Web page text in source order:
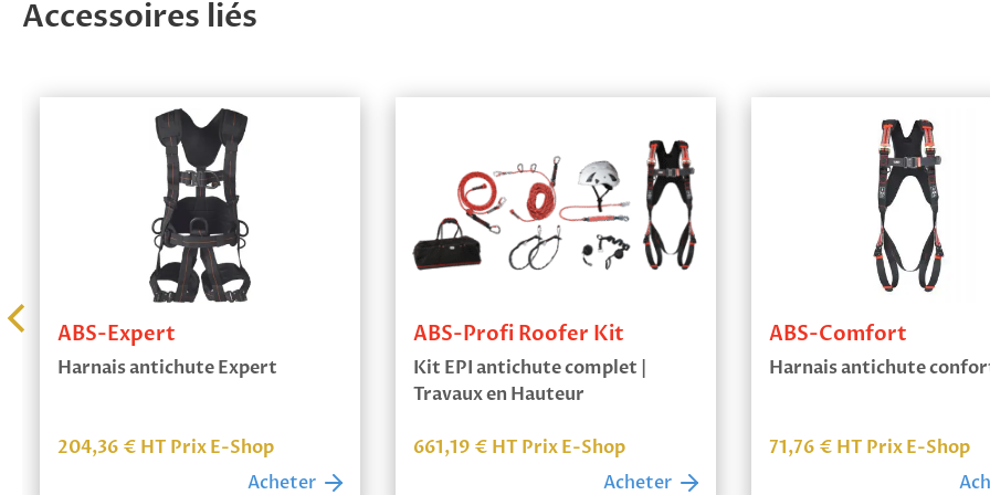
Accessoires liés
ABS-Lock V-B
Point d’ancrage sur béton | À
15,05€HT Prix E-Shop
Acheter
ABS-Lock VI
Point d'ancrage sur toit
métallique | Cheville basculante
28,43 € HT Prix E-Shop
Acheter
ABS-Lock V-ST
Point d’ancrage sur
18,11€ HT Prix E-Shop